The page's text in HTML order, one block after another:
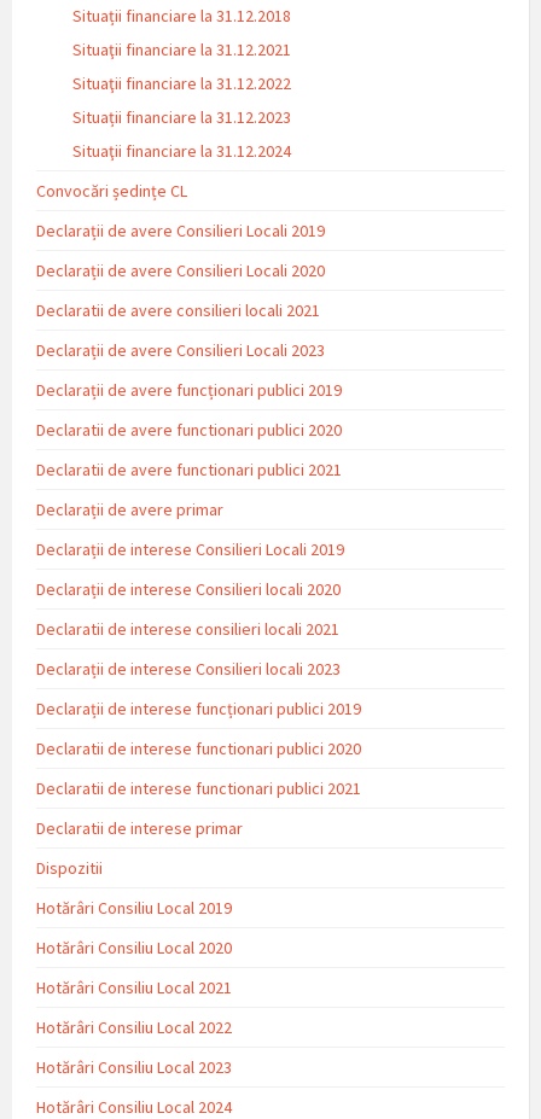
Situații financiare la 31.12.2018
Situaţii financiare la 31.12.2021
Situaţii financiare la 31.12.2022
Situații financiare la 31.12.2023
Situaţii financiare la 31.12.2024
Convocări ședințe CL
Declarații de avere Consilieri Locali 2019
Declarații de avere Consilieri Locali 2020
Declaratii de avere consilieri locali 2021
Declarații de avere Consilieri Locali 2023
Declarații de avere funcționari publici 2019
Declaratii de avere functionari publici 2020
Declaratii de avere functionari publici 2021
Declarații de avere primar
Declarații de interese Consilieri Locali 2019
Declarații de interese Consilieri locali 2020
Declaratii de interese consilieri locali 2021
Declarații de interese Consilieri locali 2023
Declarații de interese funcționari publici 2019
Declaratii de interese functionari publici 2020
Declaratii de interese functionari publici 2021
Declaratii de interese primar
Dispozitii
Hotărâri Consiliu Local 2019
Hotărâri Consiliu Local 2020
Hotărâri Consiliu Local 2021
Hotărâri Consiliu Local 2022
Hotărâri Consiliu Local 2023
Hotărâri Consiliu Local 2024